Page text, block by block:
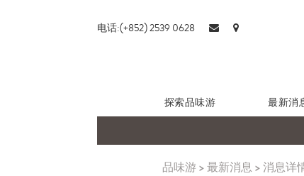
电话:(+852) 2539 0628
探索品味游 最新消
品味游>最新消息>消息详